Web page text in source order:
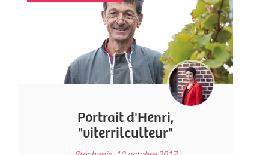
Portrait d'Henri,
"viterrilculteur"